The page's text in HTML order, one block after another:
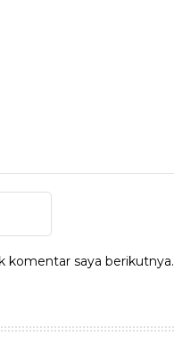
komentar saya berikutnya.